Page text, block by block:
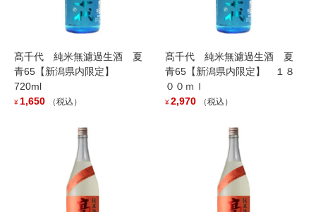
髙靇 M判 1800ml
（税込）
新潟県南魚沼地区を中心とした雪国圏（弊社の環境を県境を解せ
ず設定した地域エリア）
（Mのみ地域限定販売品で、今の計画では新潟県・長野県・群馬県
髙千代 純米無濾過生酒 夏
青65【新潟県内限定】
720ml
¥1,650 （税込）
髙千代 純米無濾過生酒 夏
青65【新潟県内限定】 １８
００ｍｌ
¥2,970 （税込）